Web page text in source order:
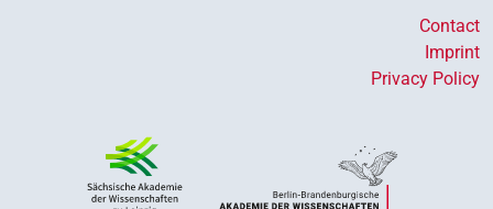
Contact
Imprint
Privacy Policy